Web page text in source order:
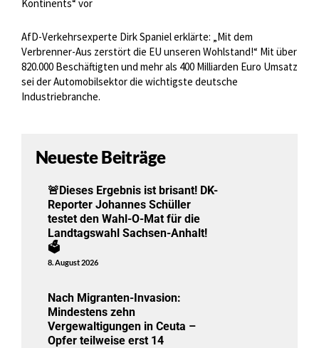
Kontinents“ vor
AfD-Verkehrsexperte Dirk Spaniel erklärte: „Mit dem
Verbrenner-Aus zerstört die EU unseren Wohlstand!“ Mit über
820.000 Beschäftigten und mehr als 400 Milliarden Euro Umsatz
sei der Automobilsektor die wichtigste deutsche
Industriebranche.
Neueste Beiträge
🚨Dieses Ergebnis ist brisant! DK-
Reporter Johannes Schüller
testet den Wahl-O-Mat für die
Landtagswahl Sachsen-Anhalt!
🗳️
8. August 2026
Nach Migranten-Invasion:
Mindestens zehn
Vergewaltigungen in Ceuta –
Opfer teilweise erst 14